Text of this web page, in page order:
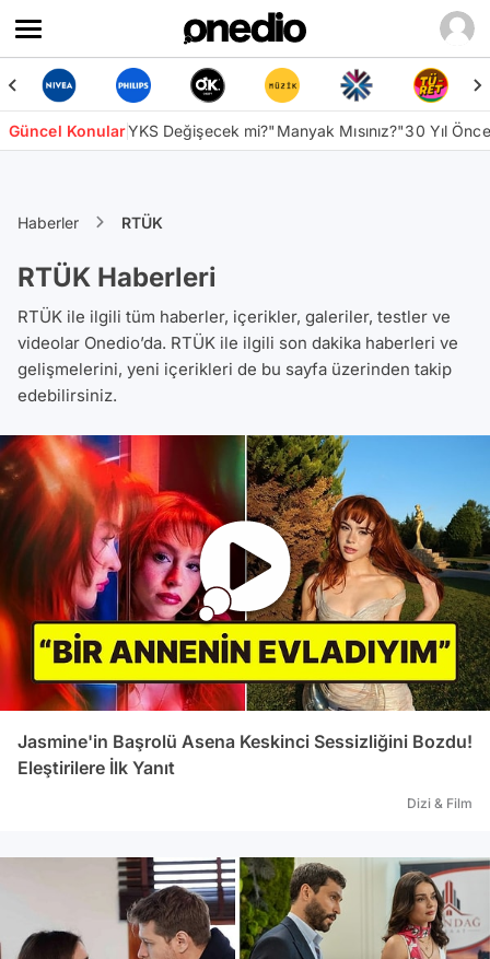
Güncel KonularYKS Değişecek mi?"Manyak Mısınız?"30 Yıl
Haberler RTÜK
RTÜK Haberleri
RTÜK ile ilgili tüm haberler, içerikler, galeriler, testler ve
videolar Onedio’da. RTÜK ile ilgili son dakika haberleri ve
gelişmelerini, yeni içerikleri de bu sayfa üzerinden takip
edebilirsiniz.
Jasmine'in Başrolü Asena Keskinci Sessizliğini Bozdu!
Eleştirilere İlk Yanıt
Dizi & Film